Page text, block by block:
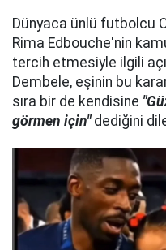
Dünyaca ünlü futbolcu
Rima Edbouche'nin
tercih etmesiyle ilgili
Dembele, eşinin bu
sıra bir de kendisine
görmen için"dediğini